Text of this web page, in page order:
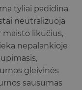
tyliai padidina
neutralizuoja
maisto likučius,
nepalankioje
gleivinės
sausumas